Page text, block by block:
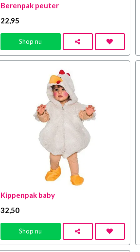
Berenpak peuter
22 ,95
Shop nu
Kippenpak baby
32,50
Shop nu